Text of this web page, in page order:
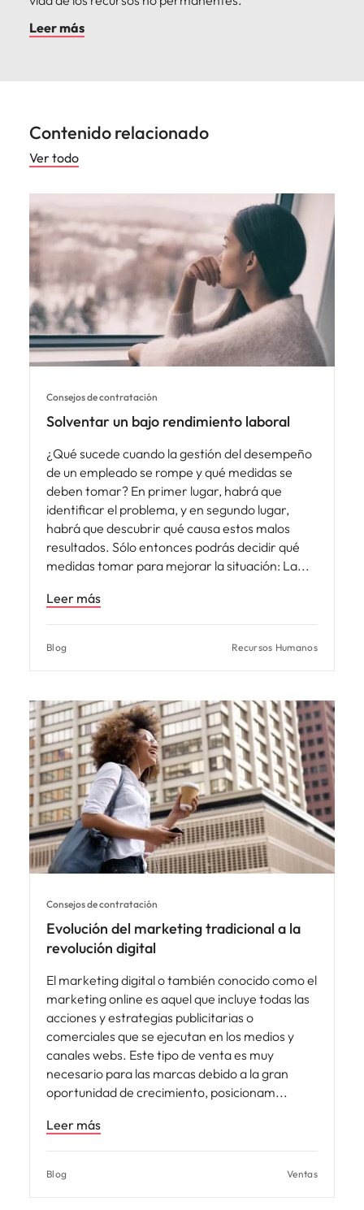
Leer más
Contenido relacionado
Ver todo
Consejos de contratación
Solventar un bajo rendimiento laboral
¿Qué sucede cuando la gestión del desempeño
de un empleado se rompe y qué medidas se
deben tomar? En primer lugar, habrá que
identificar el problema, y en segundo lugar,
habrá que descubrir qué causa estos malos
resultados. Sólo entonces podrás decidir qué
medidas tomar para mejorar la situación: La
Leer más
Blog Recursos Humanos
Consejos de contratación
Evolución del marketing tradicional a la
revolución digital
El marketing digital o también conocido como el
marketing online es aquel que incluye todas las
acciones y estrategias publicitarias o
comerciales que se ejecutan en los medios y
canales webs. Este tipo de venta es muy
necesario para las marcas debido a la gran
oportunidad de crecimiento, posicionam
Leer más
Blog Ventas